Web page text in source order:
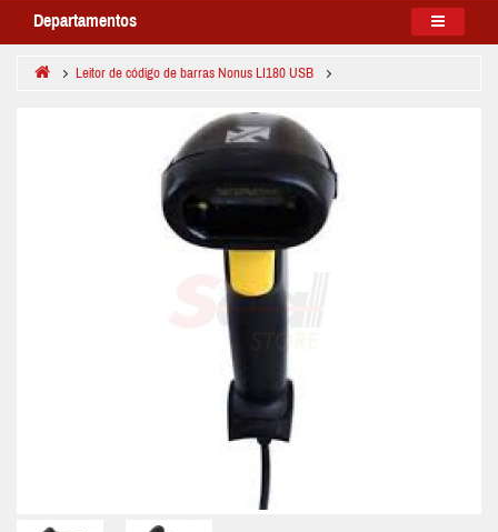
Departamentos
Leitor de código de barras Nonus LI180 USB